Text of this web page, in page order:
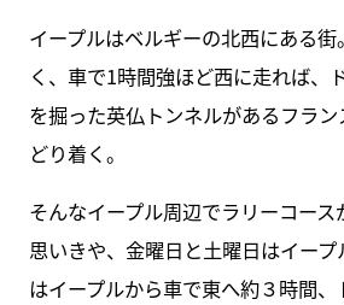
イープルはベルギーの北西にある
く、車で1時間強ほど西に走れば、
を掘った英仏トンネルがあるフラ
どり着く。
そんなイープル周辺でラリーコー
思いきや、金曜日と土曜日はイー
はイープルから車で東へ約３時間